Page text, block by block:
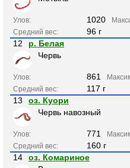
Улов: 1020
Средний вес:
96 г
12
р. Белая
Червь
Улов: 861
Средний вес:
117 г
13
оз. Куори
Червь навозный
Улов: 771
Средний вес:
160 г
14
оз. Комариное